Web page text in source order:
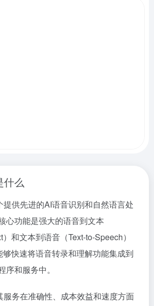
什么
提供先进的AI语音识别和自然语言处
心功能是强大的语音到文本
）和文本到语音（Text-to-Speech）
快速将语音转录和理解功能集成到
和服务中。
服务在准确性、成本效益和速度方面